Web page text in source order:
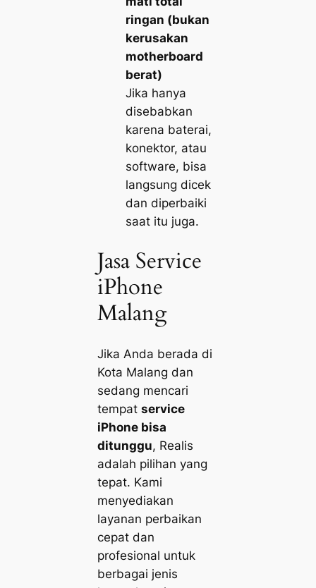
ringan (bukan
kerusakan
motherboard
berat)
Jika hanya
disebabkan
karena baterai,
konektor, atau
software, bisa
langsung dicek
dan diperbaiki
saat itu juga.
Jasa Service
iPhone
Malang
Jika Anda berada di
Kota Malang dan
sedang mencari
tempat service
iPhone bisa
ditunggu, Realis
adalah pilihan yang
tepat. Kami
menyediakan
layanan perbaikan
cepat dan
profesional untuk
berbagai jenis